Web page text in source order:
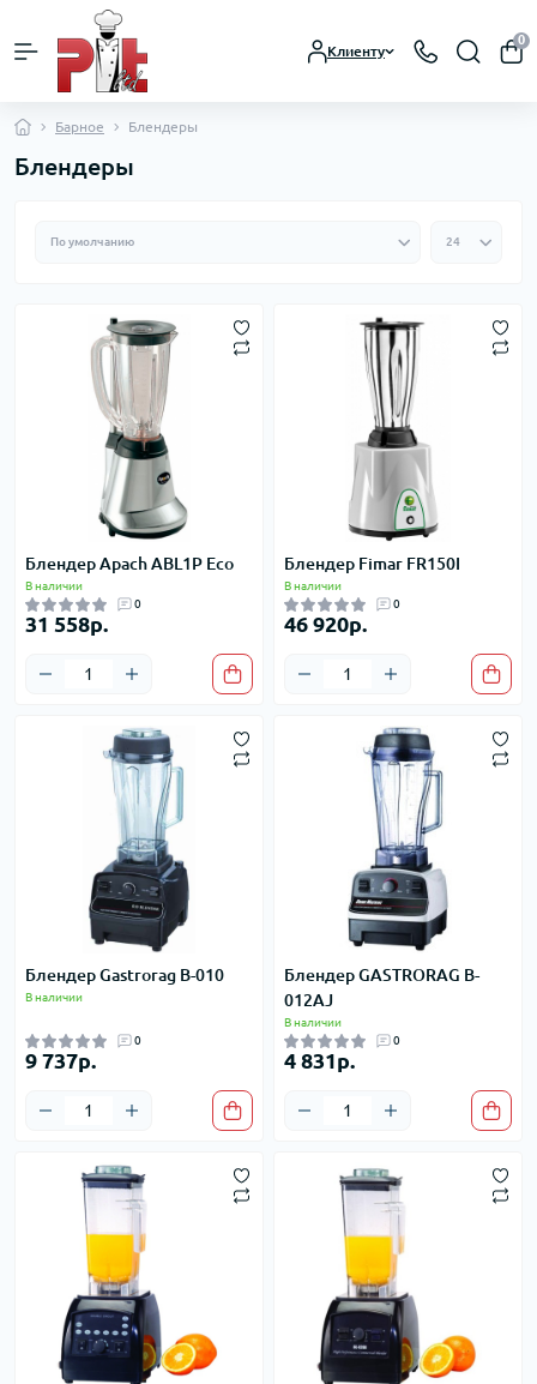
Клиенту
0
Барное Блендеры
Блендеры
Блендер Apach ABL1P Eco
В наличии
0
31 558р.
Блендер Fimar FR150I
В наличии
0
46 920р.
Блендер Gastrorag B-010
В наличии
0
9 737р.
Блендер GASTRORAG B-
012AJ
В наличии
0
4 831р.